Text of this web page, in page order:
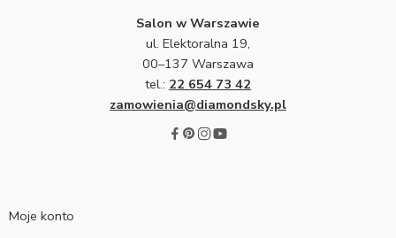
Salon w Warszawie
ul. Elektoralna 19,
00–137 Warszawa
tel.: 22 654 73 42
zamowienia@diamondsky.pl
Moje konto